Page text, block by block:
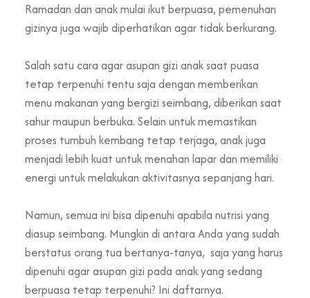
Ramadan dan anak mulai ikut berpuasa, pemenuhan
gizinya juga wajib diperhatikan agar tidak berkurang.
Salah satu cara agar asupan gizi anak saat puasa
tetap terpenuhi tentu saja dengan memberikan
menu makanan yang bergizi seimbang, diberikan saat
sahur maupun berbuka. Selain untuk memastikan
proses tumbuh kembang tetap terjaga, anak juga
menjadi lebih kuat untuk menahan lapar dan memiliki
energi untuk melakukan aktivitasnya sepanjang hari.
Namun, semua ini bisa dipenuhi apabila nutrisi yang
diasup seimbang. Mungkin di antara Anda yang sudah
berstatus orang tua bertanya-tanya, saja yang harus
dipenuhi agar asupan gizi pada anak yang sedang
berpuasa tetap terpenuhi? Ini daftarnya.